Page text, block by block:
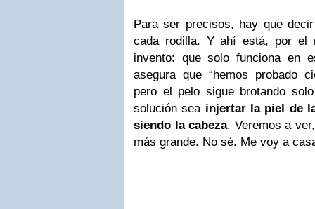
Para ser precisos, hay que
cada rodilla. Y ahí está, por el
invento: que solo funciona en
asegura que “hemos probado
pero el pelo sigue brotando
solución sea injertar la piel de
siendo la cabeza. Veremos a
más grande. No sé. Me voy a